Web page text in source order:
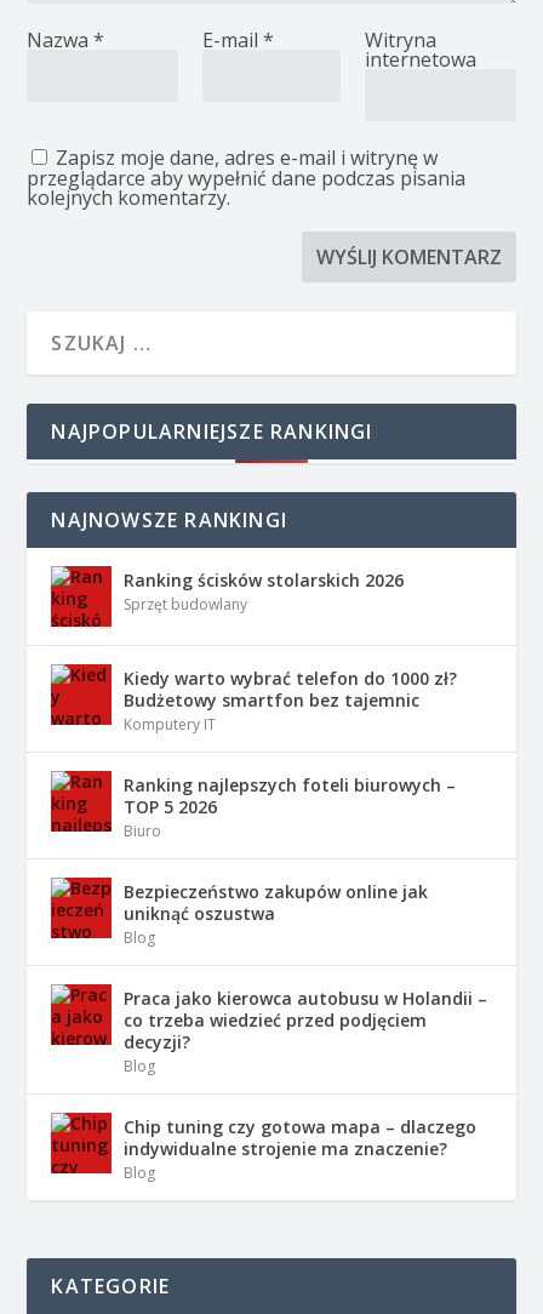
Nazwa* E-mail * Witryna
internetowa
Zapisz moje dane, adres e-mail i witrynę w
przeglądarce aby wypełnić dane podczas pisania
kolejnych komentarzy.
NAJPOPULARNIEJSZE RANKINGI
NAJNOWSZE RANKINGI
Ranking ścisków stolarskich 2026
Sprzęt budowlany
Kiedy warto wybrać telefon do 1000 zł?
Budżetowy smartfon bez tajemnic
Komputery IT
Ranking najlepszych foteli biurowych –
TOP 5 2026
Biuro
Bezpieczeństwo zakupów online jak
uniknąć oszustwa
Blog
Praca jako kierowca autobusu w Holandii –
co trzeba wiedzieć przed podjęciem
decyzji?
Blog
Chip tuning czy gotowa mapa – dlaczego
indywidualne strojenie ma znaczenie?
Blog
KATEGORIE